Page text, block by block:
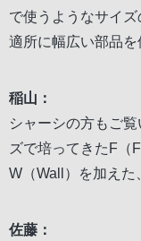
で使うようなサイ
適所に幅広い部品を
稲山：
シャーシの方もご
ズで培ってきたF（
W（Wall）を加えた
佐藤：